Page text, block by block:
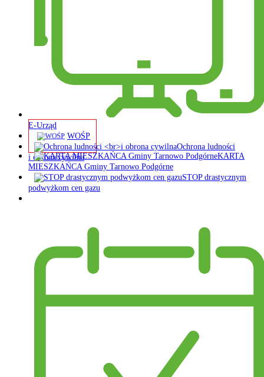
E-Urząd
WOŚP
Ochrona ludności
i obrona cywilna
KARTA
MIESZKAŃCA Gminy Tarnowo Podgórne
STOP drastycznym
podwyżkom cen gazu